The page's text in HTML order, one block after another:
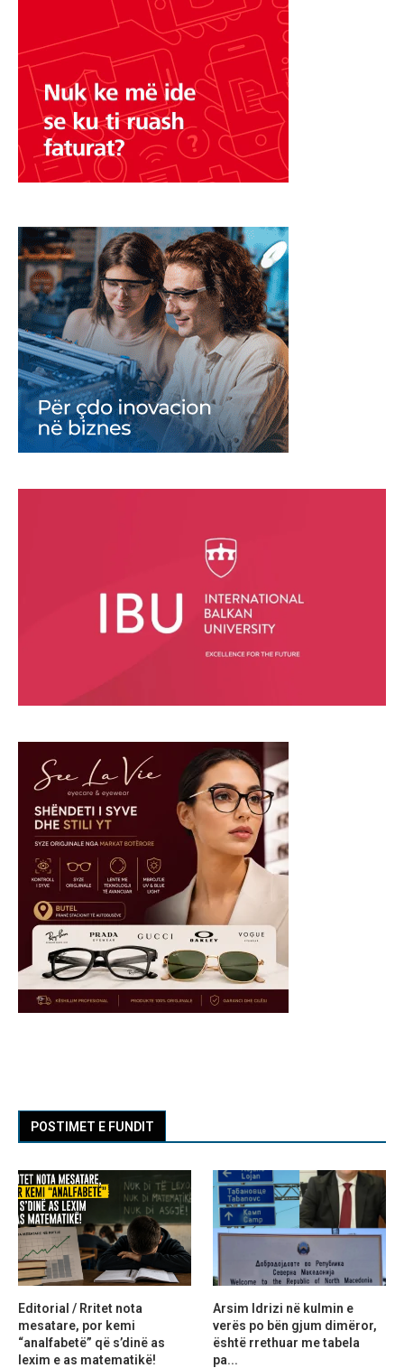
POSTIMET E FUNDIT
Editorial / Rritet nota
mesatare, por kemi
“analfabetë” që s’dinë as
lexim e as matematikë!
Arsim Idrizi në kulmin e
verës po bën gjum dimëror,
është rrethuar me tabela
pa...